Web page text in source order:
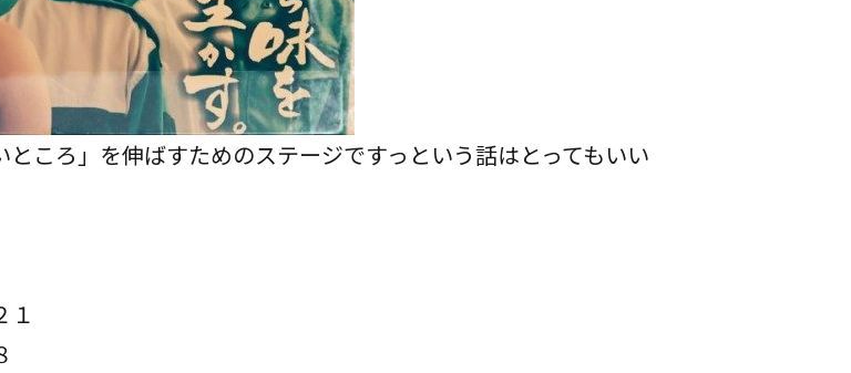
ころ」を伸ばすためのステージですっという話はとってもいい
１